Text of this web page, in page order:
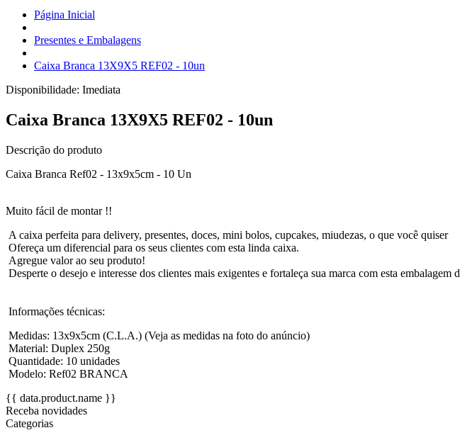
Página Inicial
Presentes e Embalagens
Caixa Branca 13X9X5 REF02 - 10un
Disponibilidade: Imediata
Caixa Branca 13X9X5 REF02 - 10un
Descrição do produto
Caixa Branca Ref02 - 13x9x5cm - 10 Un
Muito fácil de montar !!
A caixa perfeita para delivery, presentes, doces, mini bolos, cupcakes, miudezas, o que você quiser
Ofereça um diferencial para os seus clientes com esta linda caixa.
Agregue valor ao seu produto!
Desperte o desejo e interesse dos clientes mais exigentes e fortaleça sua marca com esta embalagem
Informações técnicas:
Medidas: 13x9x5cm (C.L.A.) (Veja as medidas na foto do anúncio)
Material: Duplex 250g
Quantidade: 10 unidades
Modelo: Ref02 BRANCA
{{ data.product.name }}
Receba novidades
Categorias